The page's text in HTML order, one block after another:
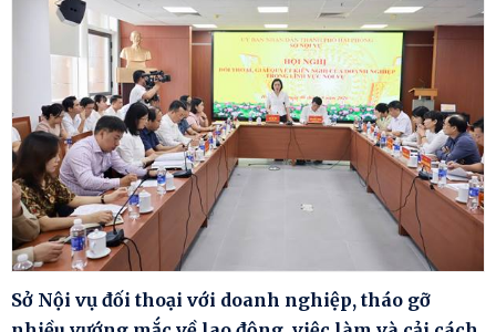
Sở Nội vụ đối thoại với doanh nghiệp, tháo gỡ